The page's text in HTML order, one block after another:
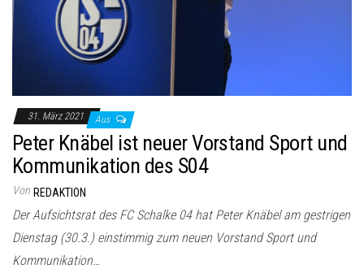
31. März 2021 Aus
Peter Knäbel ist neuer Vorstand Sport und
Kommunikation des S04
Von REDAKTION
Der Aufsichtsrat des FC Schalke 04 hat Peter Knäbel am gestrigen
Dienstag (30.3.) einstimmig zum neuen Vorstand Sport und
Kommunikation…